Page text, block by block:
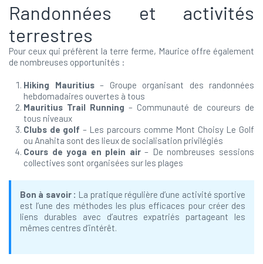
Randonnées et activités
terrestres
Pour ceux qui préfèrent la terre ferme, Maurice offre également
de nombreuses opportunités :
Hiking Mauritius– Groupe organisant des randonnées
hebdomadaires ouvertes à tous
Mauritius Trail Running – Communauté de coureurs de
tous niveaux
Clubs de golf – Les parcours comme Mont Choisy Le Golf
ou Anahita sont des lieux de socialisation privilégiés
Cours de yoga en plein air– De nombreuses sessions
collectives sont organisées sur les plages
Bon à savoir : La pratique régulière d’une activité sportive
est l’une des méthodes les plus efficaces pour créer des
liens durables avec d’autres expatriés partageant les
mêmes centres d’intérêt.